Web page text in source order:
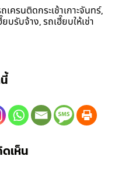
เครนติดกระเช้าเกาะจันทร์,
ยบรับจ้าง,รถเฮี๊ยบให้เช่า
เห็น